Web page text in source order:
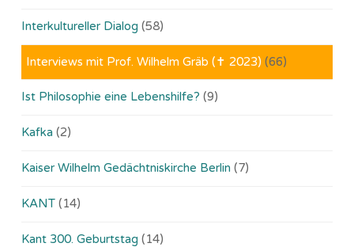
Interkultureller Dialog (58)
Interviews mit Prof. Wilhelm Gräb (✝ 2023) (66)
Ist Philosophie eine Lebenshilfe? (9)
Kafka (2)
Kaiser Wilhelm Gedächtniskirche Berlin (7)
KANT (14)
Kant 300. Geburtstag (14)